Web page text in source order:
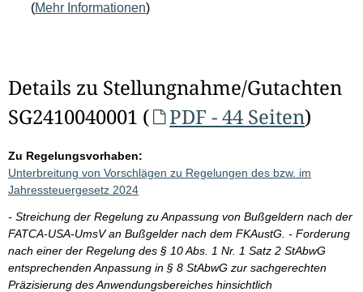
(Mehr Informationen)
Details zu Stellungnahme/Gutachten
SG2410040001 (
PDF - 44 Seiten)
Zu Regelungsvorhaben:
Unterbreitung von Vorschlägen zu Regelungen des bzw. im
Jahressteuergesetz 2024
- Streichung der Regelung zu Anpassung von Bußgeldern nach der
FATCA-USA-UmsV an Bußgelder nach dem FKAustG. - Forderung
nach einer der Regelung des § 10 Abs. 1 Nr. 1 Satz 2 StAbwG
entsprechenden Anpassung in § 8 StAbwG zur sachgerechten
Präzisierung des Anwendungsbereiches hinsichtlich